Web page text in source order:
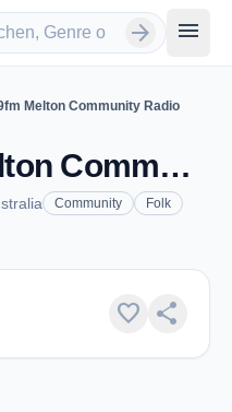
arrow_forward menu
Melton Community Radio
979fm Melton Community Radio - FM 97.9 - Melton, Vic
Community Folk
favorite share